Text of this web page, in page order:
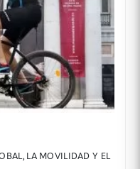
LA MOVILIDAD Y EL